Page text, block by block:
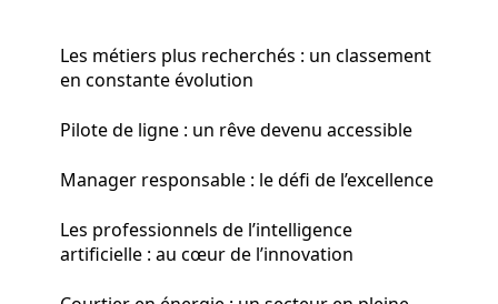
Les métiers plus recherchés : un classement
en constante évolution
Pilote de ligne : un rêve devenu accessible
Manager responsable : le défi de l’excellence
Les professionnels de l’intelligence
artificielle : au cœur de l’innovation